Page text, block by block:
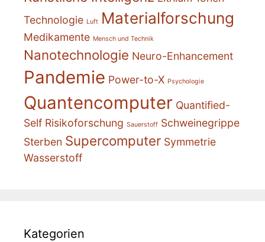
Technologie Luft Materialforschung
Medikamente Mensch und Technik
Nanotechnologie Neuro-Enhancement
Pandemie Power-to-X Psychologie
Quantencomputer Quantified-
Self Risikoforschung Sauerstoff Schweinegrippe
Sterben Supercomputer Symmetrie
Wasserstoff
Kategorien